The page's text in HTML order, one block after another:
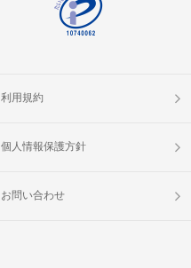
利用規約
個人情報保護方針
お問い合わせ